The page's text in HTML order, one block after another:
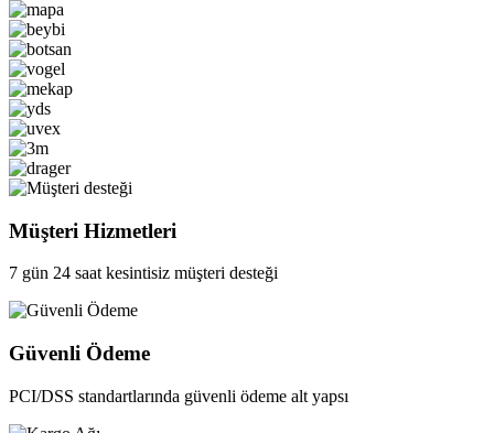
Müşteri Hizmetleri
7 gün 24 saat kesintisiz müşteri desteği
Güvenli Ödeme
PCI/DSS standartlarında güvenli ödeme alt yapsı